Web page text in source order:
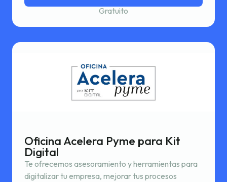
Gratuito
Oficina Acelera Pyme para Kit
Digital
Te ofrecemos asesoramiento y herramientas para
digitalizar tu empresa, mejorar tus procesos